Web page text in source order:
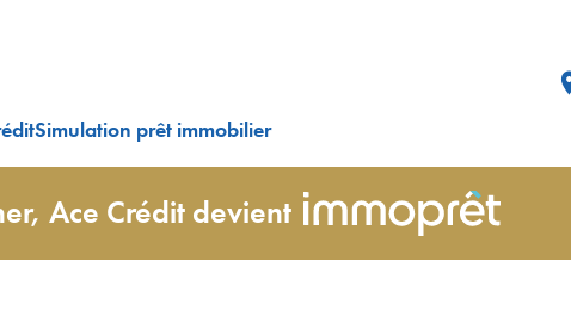
Simulation prêt immobilier
Ace Crédit devient